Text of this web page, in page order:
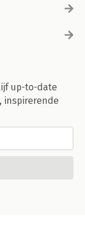
up-to-date
inspirerende